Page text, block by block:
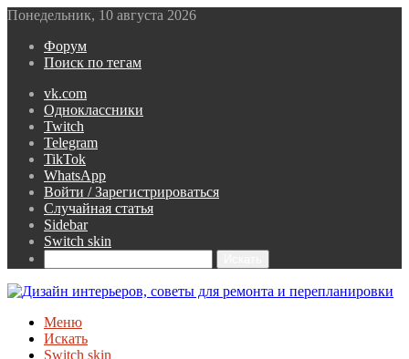
Понедельник, 10 августа 2026
Форум
Поиск по тегам
vk.com
Одноклассники
Twitch
Telegram
TikTok
WhatsApp
Войти / Зарегистрироваться
Случайная статья
Sidebar
Switch skin
Меню
Искать
Switch skin